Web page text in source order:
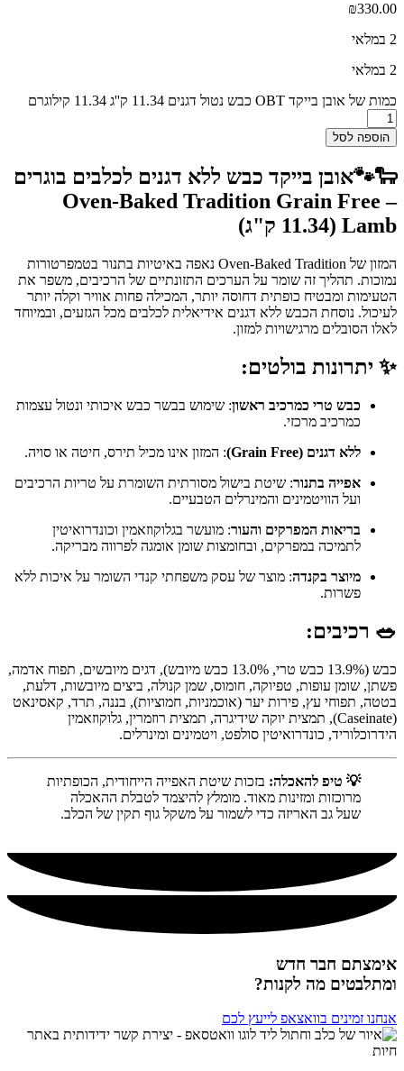
₪330.00
2 במלאי
2 במלאי
כמות של אובן בייקד OBT כבש נטול דגנים 11.34 ק''ג 11.34 קילוגרם
הוספה לסל
🐑🐾אובן בייקד כבש ללא דגנים לכלבים בוגרים
– Oven-Baked Tradition Grain Free
Lamb (11.34 ק"ג)
המזון של Oven-Baked Tradition נאפה באיטיות בתנור בטמפרטורות
נמוכות. תהליך זה שומר על הערכים התזונתיים של הרכיבים, משפר את
הטעימות ומבטיח כופתית דחוסה יותר, המכילה פחות אוויר וקלה יותר
לעיכול. נוסחת הכבש ללא דגנים אידיאלית לכלבים מכל הגזעים, ובמיוחד
לאלו הסובלים מרגישויות למזון.
✨ יתרונות בולטים:
כבש טרי כמרכיב ראשון: שימוש בבשר כבש איכותי ונטול עצמות
כמרכיב מרכזי.
ללא דגנים (Grain Free)
: המזון אינו מכיל תירס, חיטה או סויה.
אפייה בתנור: שיטת בישול מסורתית השומרת על טריות הרכיבים
ועל הוויטמינים והמינרלים הטבעיים.
בריאות המפרקים והעור: מועשר בגלוקוזאמין וכונדרואיטין
לתמיכה במפרקים, ובחומצות שומן אומגה לפרווה מבריקה.
מיוצר בקנדה: מוצר של עסק משפחתי קנדי השומר על איכות ללא
פשרות.
🥗 רכיבים:
כבש (13.9% כבש טרי, 13.0% כבש מיובש), דגים מיובשים, תפוח אדמה,
פשתן, שומן עופות, טפיוקה, חומוס, שמן קנולה, ביצים מיובשות, דלעת,
בטטה, תפוחי עץ, פירות יער (אוכמניות, חמוציות), בננה, תרד, קאסינאט
(Caseinate), תמצית יוקה שידיגרה, תמצית רוזמרין, גלוקוזאמין
הידרוכלוריד, כונדרואיטין סולפט, ויטמינים ומינרלים.
💡 טיפ להאכלה: בזכות שיטת האפייה הייחודית, הכופתיות
מרוכזות ומזינות מאוד. מומלץ להיצמד לטבלת ההאכלה
שעל גב האריזה כדי לשמור על משקל גוף תקין של הכלב.
אימצתם חבר חדש
ומתלבטים מה לקנות?
אנחנו זמינים בוואצאפ לייעץ לכם